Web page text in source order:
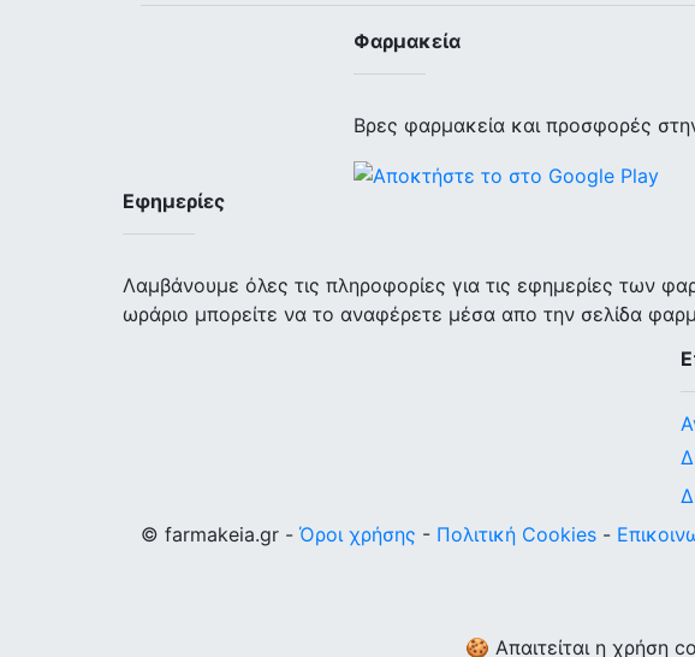
Φαρμακεία
Βρες φαρμακεία και προσφορές
Εφημερίες
Λαμβάνουμε όλες τις πληροφορίες για τις εφημερίες των
ωράριο μπορείτε να το αναφέρετε μέσα απο την σελίδα
© farmakeia.gr - Όροι χρήσης - Πολιτική Cookies -
🍪 Απαιτείται η χρήση